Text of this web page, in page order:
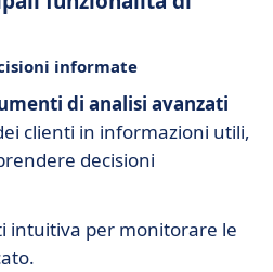
informate
di analisi avanzati
clienti in informazioni utili,
decisioni
intuitiva per monitorare le